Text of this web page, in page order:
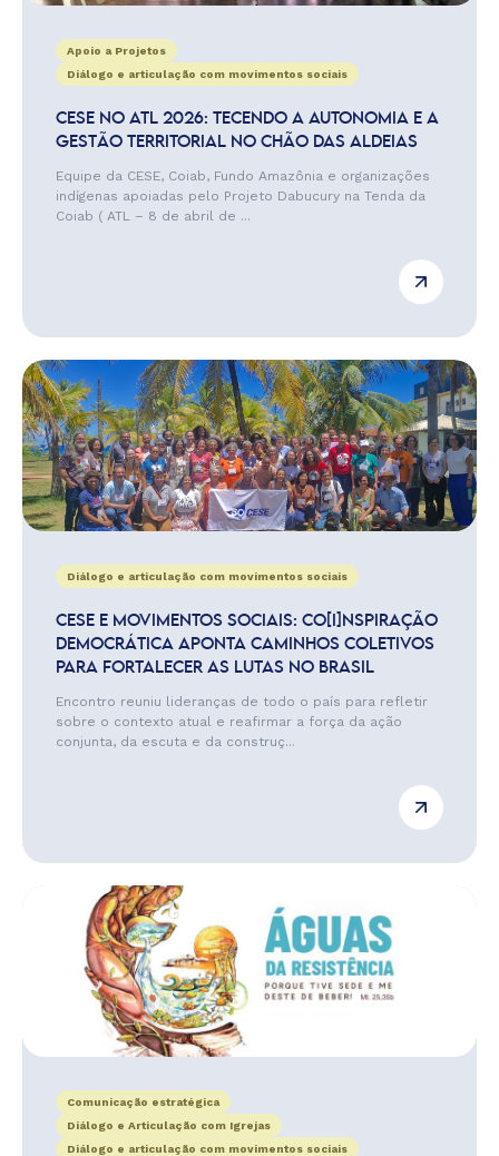
Apoio a Projetos
Diálogo e articulação com movimentos sociais
CESE NO ATL 2026: TECENDO A AUTONOMIA E A
GESTÃO TERRITORIAL NO CHÃO DAS ALDEIAS
Equipe da CESE, Coiab, Fundo Amazônia e organizações
indígenas apoiadas pelo Projeto Dabucury na Tenda da
Coiab ( ATL – 8 de abril de ...
Diálogo e articulação com movimentos sociais
CESE E MOVIMENTOS SOCIAIS: CO[I]NSPIRAÇÃO
DEMOCRÁTICA APONTA CAMINHOS COLETIVOS
PARA FORTALECER AS LUTAS NO BRASIL
Encontro reuniu lideranças de todo o país para refletir
sobre o contexto atual e reafirmar a força da ação
conjunta, da escuta e da construç...
Comunicação estratégica
Diálogo e Articulação com Igrejas
Diálogo e articulação com movimentos sociais